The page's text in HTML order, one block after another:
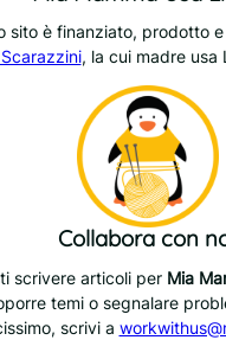
sito è finanziato, prodotto
, la cui madre usa
Collabora con
scrivere articoli per Mia
temi o segnalare
scrivi a